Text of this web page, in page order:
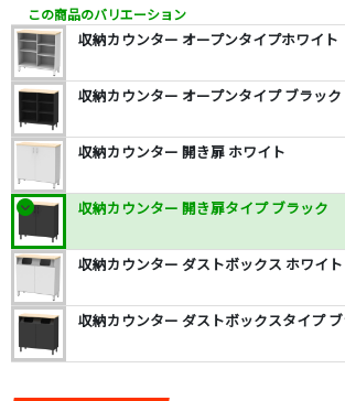
この商品のバリエーション
収納カウンター オープンタイプホワイト
収納カウンター オープンタイプ ブラック
収納カウンター 開き扉 ホワイト
収納カウンター 開き扉タイプ ブラック
収納カウンター ダストボックス ホワイト
収納カウンター ダストボックスタイプ